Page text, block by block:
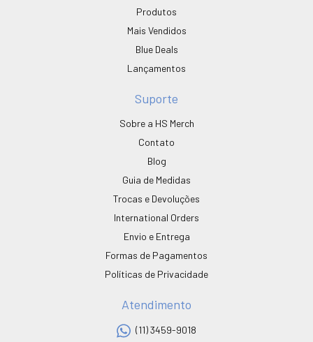
Produtos
Mais Vendidos
Blue Deals
Lançamentos
Suporte
Sobre a HS Merch
Contato
Blog
Guia de Medidas
Trocas e Devoluções
International Orders
Envio e Entrega
Formas de Pagamentos
Políticas de Privacidade
Atendimento
(11) 3459-9018